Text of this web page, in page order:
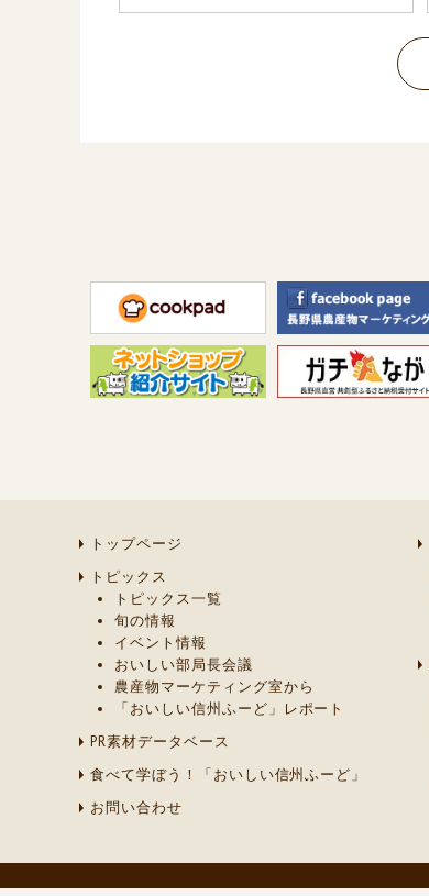
トップページ
トピックス
トピックス一覧
旬の情報
イベント情報
おいしい部局長会議
農産物マーケティング室から
「おいしい信州ふーど」レポート
PR素材データベース
食べて学ぼう！「おいしい信州ふーど」
お問い合わせ